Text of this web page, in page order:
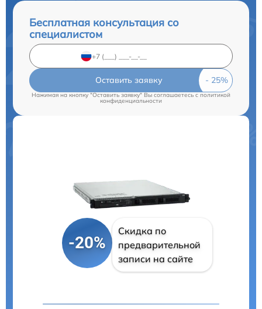
Бесплатная консультация со
специалистом
Оставить заявку
Нажимая на кнопку "Оставить заявку" Вы соглашаетесь c политикой
конфиденциальности
-20%
Скидка по
предварительной
записи на сайте